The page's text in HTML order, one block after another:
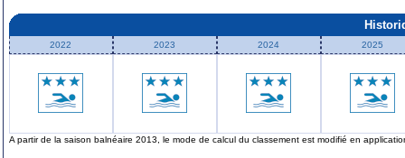
2022 2023 2024 2025
A partir de la saison balnéaire 2013, le mode de calcul du classement est modifié en